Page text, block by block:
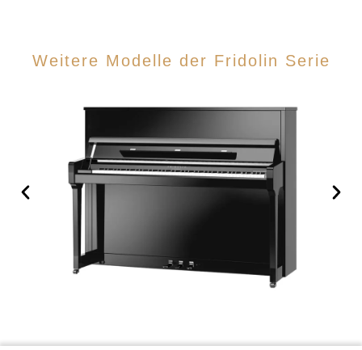
Weitere Modelle der Fridolin Serie